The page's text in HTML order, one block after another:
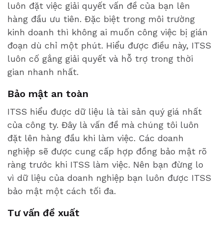
luôn đặt việc giải quyết vấn đề của bạn lên
hàng đầu ưu tiên. Đặc biệt trong môi trường
kinh doanh thì không ai muốn công việc bị gián
đoạn dù chỉ một phút. Hiểu được điều này, ITSS
luôn cố gắng giải quyết và hỗ trợ trong thời
gian nhanh nhất.
Bảo mật an toàn
ITSS hiểu được dữ liệu là tài sản quý giá nhất
của công ty. Đây là vấn đề mà chúng tôi luôn
đặt lên hàng đầu khi làm việc. Các doanh
nghiệp sẽ được cung cấp hợp đồng bảo mật rõ
ràng trước khi ITSS làm việc. Nên bạn đừng lo
vì dữ liệu của doanh nghiệp bạn luôn được ITSS
bảo mật một cách tối đa.
Tư vấn đề xuất